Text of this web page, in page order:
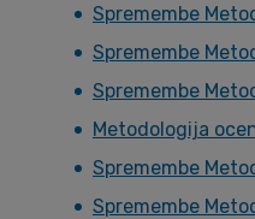
Spremembe
Spremembe
Spremembe
Metodologija
Spremembe
Spremembe